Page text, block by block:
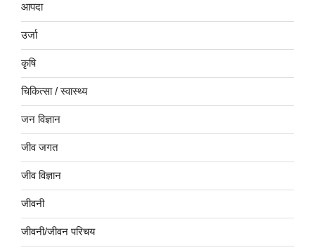
आपदा
उर्जा
कृषि
चिकित्सा / स्वास्थ्य
जन विज्ञान
जीव जगत
जीव विज्ञान
जीवनी
जीवनी/जीवन परिचय